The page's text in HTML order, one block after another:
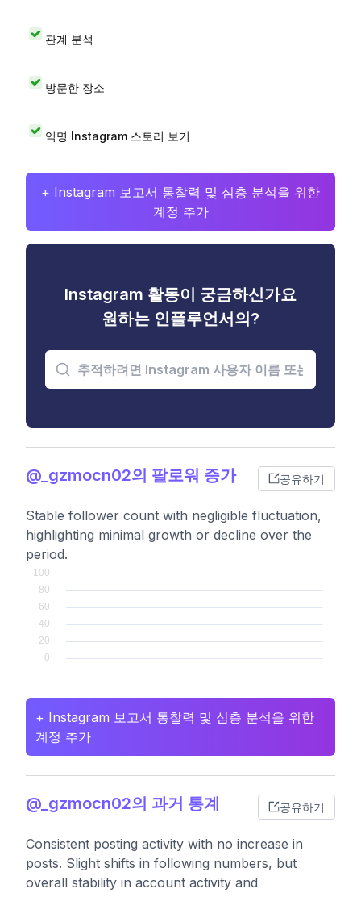
관계 분석
방문한 장소
익명 Instagram 스토리 보기
+ Instagram 보고서 통찰력 및 심층 분석을 위한
계정 추가
Instagram 활동이 궁금하신가요
원하는 인플루언서의?
@_gzmocn02의 팔로워 증가 공유하기
Stable follower count with negligible fluctuation,
highlighting minimal growth or decline over the
period.
+ Instagram 보고서 통찰력 및 심층 분석을 위한
계정 추가
@_gzmocn02의 과거 통계 공유하기
Consistent posting activity with no increase in
posts. Slight shifts in following numbers, but
overall stability in account activity and